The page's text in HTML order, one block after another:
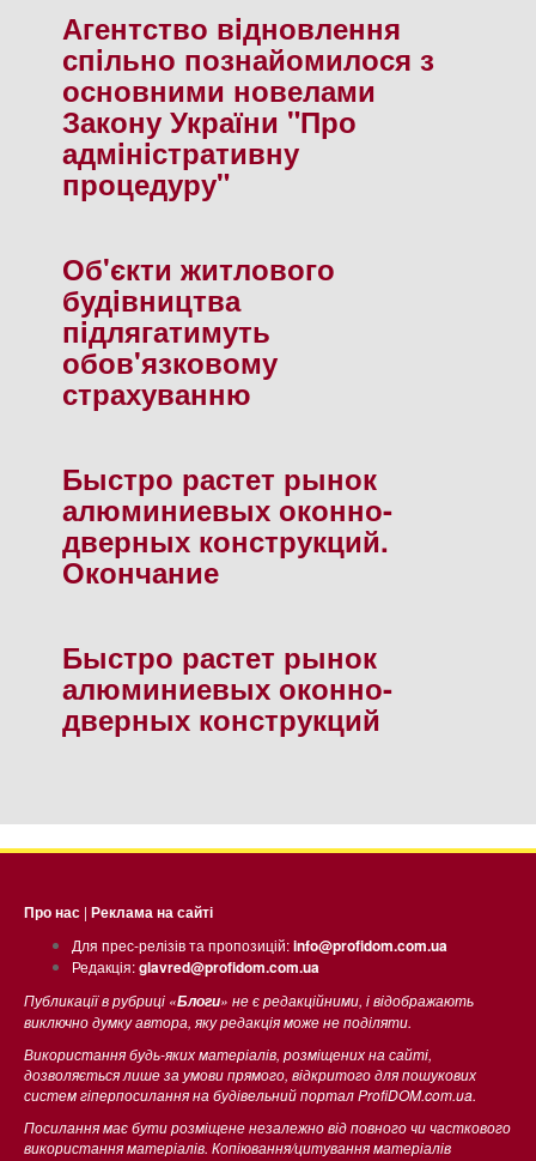
Агентство вiдновлення
спiльно познайомилося з
основними новелами
Закону України "Про
адмiнiстративну
процедуру"
Об'єкти житлового
будiвництва
пiдлягатимуть
обов'язковому
страхуванню
Быстро растет рынок
алюминиевых оконно-
дверных конструкций.
Окончание
Быстро растет рынок
алюминиевых оконно-
дверных конструкций
Про нас | Реклама на сайті
Для прес-релізів та пропозицій:info@profidom.com.ua
Редакція:glavred@profidom.com.ua
Публикації в рубриці «Блоги» не є редакційними, і відображають
виключно думку автора, яку редакція може не поділяти.
Використання будь-яких матеріалів, розміщених на сайті,
дозволяється лише за умови прямого, відкритого для пошукових
систем гіперпосилання на будівельний портал ProfiDOM.com.ua.
Посилання має бути розміщене незалежно від повного чи часткового
використання матеріалів. Копіювання/цитування матеріалів